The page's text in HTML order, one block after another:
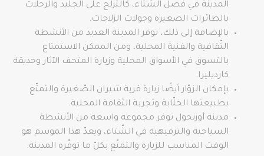
المدينة في فصل الشتاء، كالتزلّج على الجليد والرحلات
بالطائرات الصغيرة وجولات الزلاجات.
بالإضافة إلى ذلك، توفر المدينة العديد من الأنشطة
الثّقافية والفنية المحلية، ومن الممكن الاستمتاع
بالتسوق في الأسواق المحلية وزيارة المتحف الآثار وحديقة
كارديليرا.
بإمكان الزوّار أيضًا زيارة قرية شيران الصّغيرة والتمتّع
بطبيعتها الخلّابة وتجربة الثقافة المحلية.
مدينة أوزنجول توفر مجموعة واسعة من الأنشطة
السياحية والترفيهية في الشّتاء، ويعدّ هذا الموسم هو
الوقت المناسب للزيارة والتمتّع بكلّ ما توفّره المدينة.